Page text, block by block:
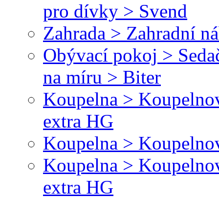
pro dívky > Svend
Zahrada > Zahradní
Obývací pokoj >
na míru > Biter
Koupelna >
extra HG
Koupelna >
Koupelna >
extra HG